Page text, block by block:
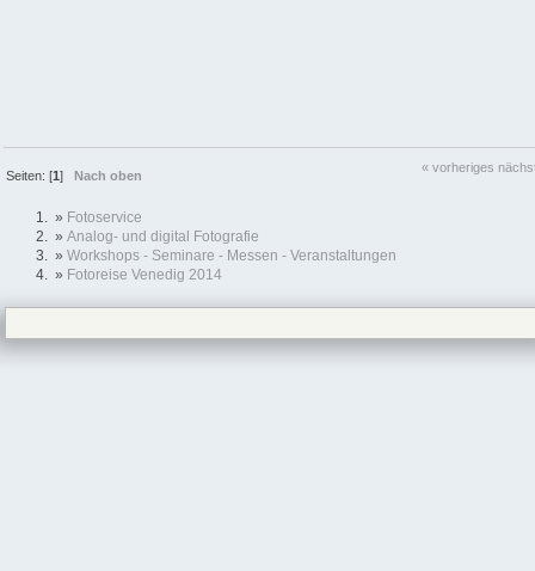
Seiten: [1]Nach oben
« vorheriges
» Fotoservice
» Analog- und digital Fotografie
» Workshops - Seminare - Messen - Veranstaltungen
» Fotoreise Venedig 2014